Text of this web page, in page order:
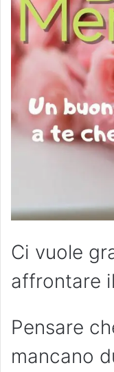
Ci vuole
affrontare
Pensare
mancano